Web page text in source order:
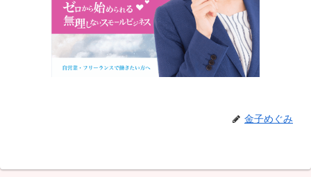
金子めぐみ